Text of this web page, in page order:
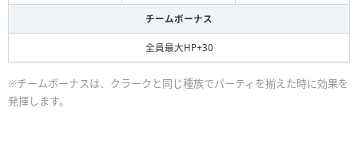
チームボーナス
全員最大HP+30
※チームボーナスは、クラークと同じ種族でパーティを揃えた時に効果を
発揮します。